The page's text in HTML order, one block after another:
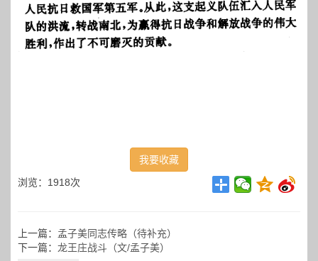
我要收藏
浏览：1918次
上一篇： 孟子美同志传略（待补充）
下一篇： 龙王庄战斗（文/孟子美）